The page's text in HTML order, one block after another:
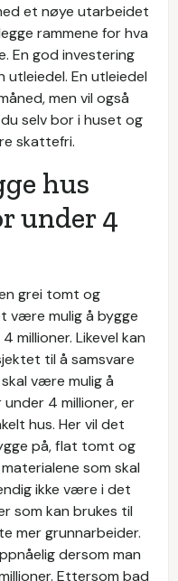
et nøye utarbeidet
rammene for hva
En god investering
En utleiedel
men vil også
selv bor i huset og
skattefri.
hus
under 4
grei tomt og
være mulig å bygge
millioner. Likevel kan
til å samsvare
være mulig å
4 millioner, er
hus. Her vil det
på, flat tomt og
som skal
ikke være i det
som kan brukes til
mer grunnarbeider.
dersom man
Ettersom bad